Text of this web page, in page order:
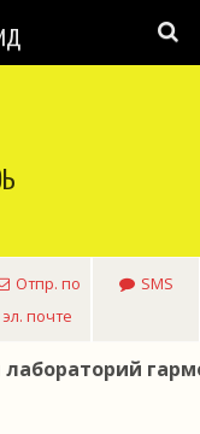
Отпр. по
эл. почте
SMS